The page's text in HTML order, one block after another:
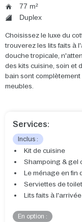
77 m²
Duplex
Choisissez le luxe du
trouverez les lits faits à
douche tropicale,
des kits cuisine, soin et
bain sont
meubles.
Services:
Inclus :
Kit de cuisine
Shampoing & gel
Le ménage en fin
Serviettes de
Lits faits à l'arrivée
En option :